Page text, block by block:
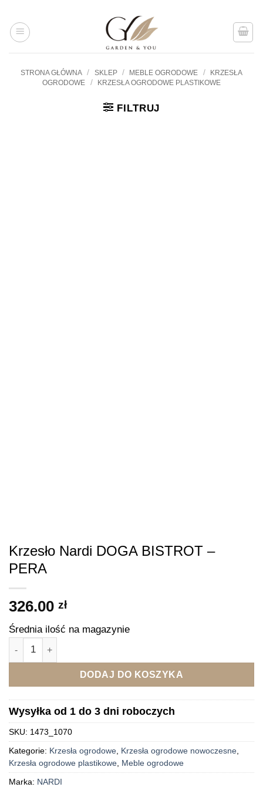
treści
STRONA GŁÓWNA / SKLEP / MEBLE OGRODOWE /
KRZESŁA
OGRODOWE
/ KRZESŁA OGRODOWE PLASTIKOWE
FILTRUJ
Krzesło Nardi DOGA BISTROT –
PERA
326.00 zł
Średnia ilość na magazynie
ilość Krzesło Nardi DOGA BISTROT - PERA
DODAJ DO KOSZYKA
Wysyłka od 1 do 3 dni roboczych
SKU: 1473_1070
Kategorie: Krzesła ogrodowe, Krzesła ogrodowe nowoczesne,
Krzesła ogrodowe plastikowe, Meble ogrodowe
Marka: NARDI